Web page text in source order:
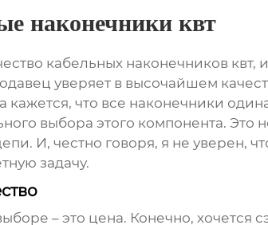
наконечники квт
кабельных наконечников квт,
уверяет в высочайшем
что все наконечники
выбора этого компонента. Это
И, честно говоря, я не уверен,
задачу.
– это цена. Конечно, хочется